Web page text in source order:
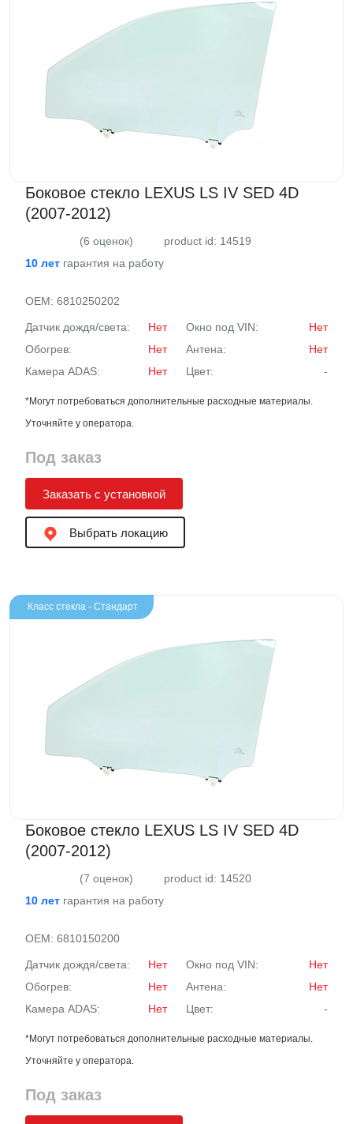
Боковое стекло LEXUS LS IV SED 4D
(2007-2012)
(6 оценок)
product id: 14519
10 лет гарантия на работу
OEM: 6810250202
Датчик дождя/света: Нет Окно под VIN:
Нет
Обогрев:
Нет Антена:
Нет
Камера ADAS:
Нет Цвет: -
*Могут потребоваться дополнительные расходные материалы.
Уточняйте у оператора.
Под заказ
Заказать с установкой
Выбрать локацию
Класс стекла - Стандарт
Боковое стекло LEXUS LS IV SED 4D
(2007-2012)
(7 оценок)
product id: 14520
10 лет гарантия на работу
OEM: 6810150200
Датчик дождя/света: Нет Окно под VIN:
Нет
Обогрев:
Нет Антена:
Нет
Камера ADAS:
Нет Цвет: -
*Могут потребоваться дополнительные расходные материалы.
Уточняйте у оператора.
Под заказ
ВОПРОС-ОТВЕТ